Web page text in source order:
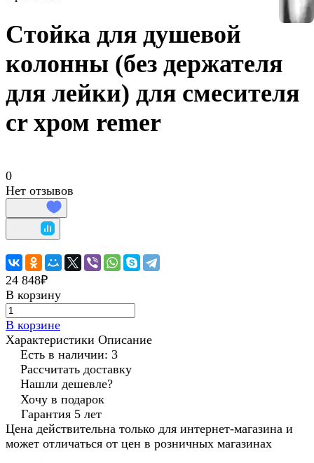
Стойка для душевой
колонны (без держателя
для лейки) для смесителя
cr хром remer
0
Нет отзывов
24 848₽
В корзину
В корзине
Характеристики Описание
Есть в наличии: 3
Рассчитать доставку
Нашли дешевле?
Хочу в подарок
Гарантия 5 лет
Цена действительна только для интернет-магазина и
может отличаться от цен в розничных магазинах